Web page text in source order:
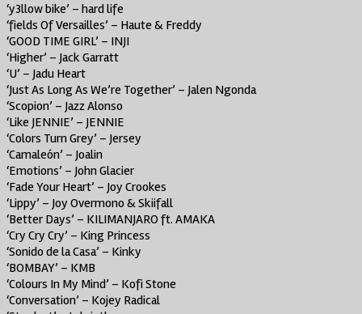
‘y3llow bike’ – hard life
‘fields Of Versailles’ – Haute & Freddy
‘GOOD TIME GIRL’ – INJI
‘Higher’ – Jack Garratt
‘U’ – Jadu Heart
‘Just As Long As We’re Together’ – Jalen Ngonda
‘Scopion’ – Jazz Alonso
‘Like JENNIE’ – JENNIE
‘Colors Turn Grey’ – Jersey
‘Camaleón’ – Joalin
‘Emotions’ – John Glacier
‘Fade Your Heart’ – Joy Crookes
‘Lippy’ – Joy Overmono & Skiifall
‘Better Days’ – KILIMANJARO ft. AMAKA
‘Cry Cry Cry’ – King Princess
‘Sonido de la Casa’ – Kinky
‘BOMBAY’ – KMB
‘Colours In My Mind’ – Kofi Stone
‘Conversation’ – Kojey Radical